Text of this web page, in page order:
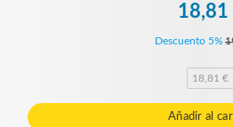
18,81
Descuento 5%
18,81 €
Añadir al